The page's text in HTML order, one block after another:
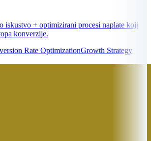
iskustvo + optimizirani procesi naplate koji
konverzije.
Rate OptimizationGrowth Strategy